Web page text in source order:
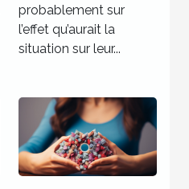
probablement sur
l’effet qu’aurait la
situation sur leur...